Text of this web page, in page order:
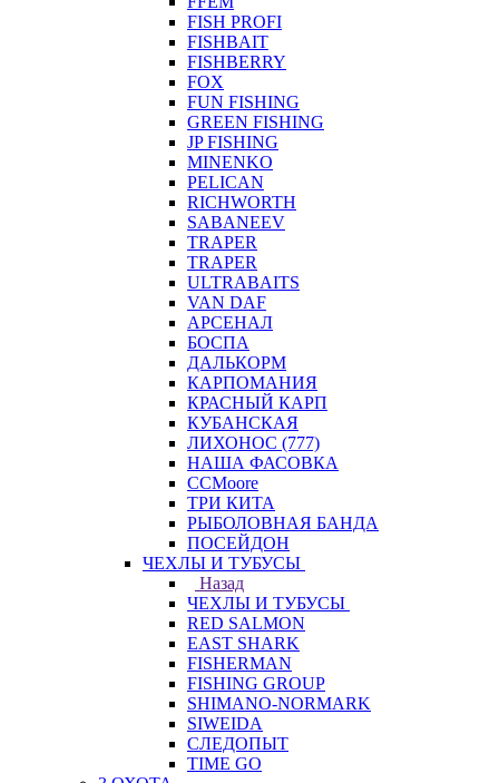
FISH PROFI
FISHBAIT
FISHBERRY
FOX
FUN FISHING
GREEN FISHING
JP FISHING
MINENKO
PELICAN
RICHWORTH
SABANEEV
TRAPER
TRAPER
ULTRABAITS
VAN DAF
АРСЕНАЛ
БОСПА
ДАЛЬКОРМ
КАРПОМАНИЯ
КРАСНЫЙ КАРП
КУБАНСКАЯ
ЛИХОНОС (777)
НАША ФАСОВКА
СCMoore
ТРИ КИТА
РЫБОЛОВНАЯ БАНДА
ПОСЕЙДОН
ЧЕХЛЫ И ТУБУСЫ
Назад
ЧЕХЛЫ И ТУБУСЫ
RED SALMON
EAST SHARK
FISHERMAN
FISHING GROUP
SHIMANO-NORMARK
SIWEIDA
СЛЕДОПЫТ
TIME GO